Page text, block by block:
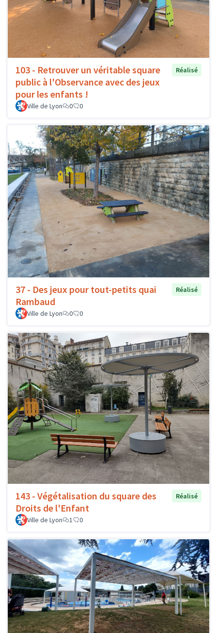
103 - Retrouver un véritable square
public à l'Observance avec des jeux
pour les enfants !
Réalisé
Ville de Lyon 0 0
37 - Des jeux pour tout-petits quai
Rambaud
Réalisé
Ville de Lyon 0 0
143 - Végétalisation du square des
Droits de l'Enfant
Réalisé
Ville de Lyon 1 0